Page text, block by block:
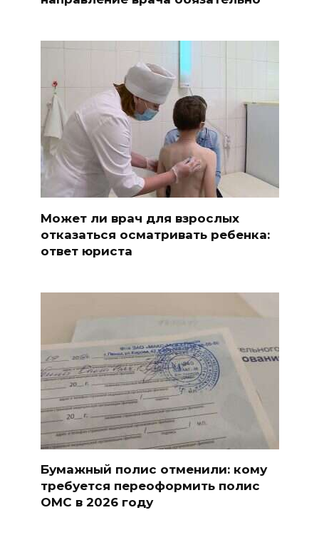
Может ли врач для взрослых
отказаться осматривать ребенка:
ответ юриста
Бумажный полис отменили: кому
требуется переоформить полис
ОМС в 2026 году